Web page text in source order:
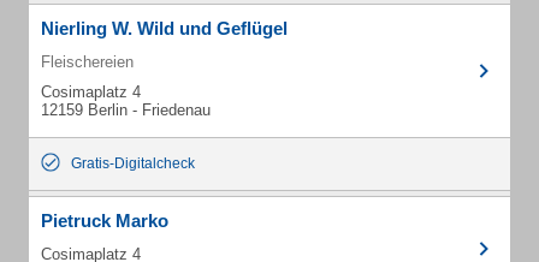
Nierling W. Wild und Geflügel
Fleischereien
Cosimaplatz 4
12159 Berlin - Friedenau
Gratis-Digitalcheck
Pietruck Marko
Cosimaplatz 4